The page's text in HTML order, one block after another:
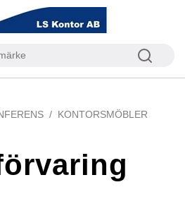
KONTORSMÖBLER